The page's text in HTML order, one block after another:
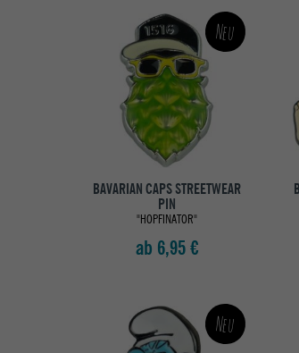
Neu
BAVARIAN CAPS STREETWEAR
PIN
"HOPFINATOR"
ab 6,95 €
Neu